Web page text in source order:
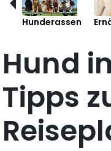
Hunderassen
Hund
Tipps